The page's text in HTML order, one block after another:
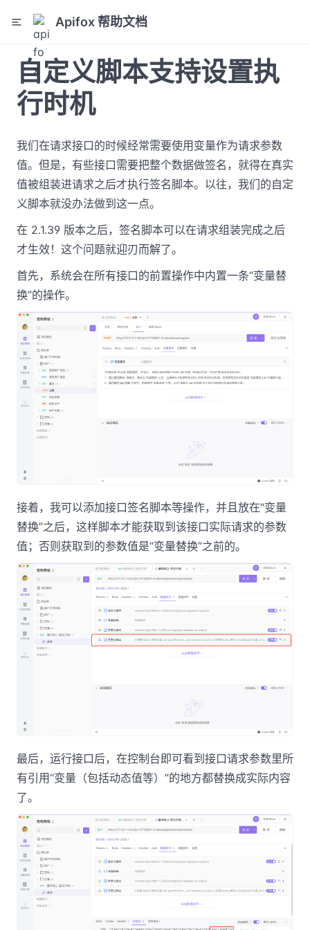
Apifox 帮助文档
自定义脚本支持设置执
行时机
我们在请求接口的时候经常需要使用变量作为请求参数
值。但是，有些接口需要把整个数据做签名，就得在真实
值被组装进请求之后才执行签名脚本。以往，我们的自定
义脚本就没办法做到这一点。
在 2.1.39 版本之后，签名脚本可以在请求组装完成之后
才生效！这个问题就迎刃而解了。
首先，系统会在所有接口的前置操作中内置一条“变量替
换”的操作。
接着，我可以添加接口签名脚本等操作，并且放在“变量
替换”之后，这样脚本才能获取到该接口实际请求的参数
值；否则获取到的参数值是“变量替换”之前的。
最后，运行接口后，在控制台即可看到接口请求参数里所
有引用“变量（包括动态值等）”的地方都替换成实际内容
了。